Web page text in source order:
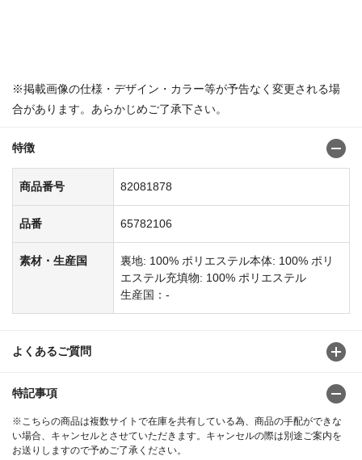
※掲載画像の仕様・デザイン・カラー等が予告なく変更される場
合があります。あらかじめご了承下さい。
特徴
商品番号 82081878
品番 65782106
素材・生産国
裏地: 100% ポリエステル本体: 100% ポリ
エステル充填物: 100% ポリエステル
生産国：-
よくあるご質問
特記事項
※こちらの商品は複数サイトで在庫を共有している為、商品の手配ができな
い場合、キャンセルとさせていただきます。キャンセルの際は別途ご案内を
お送りしますので予めご了承ください。